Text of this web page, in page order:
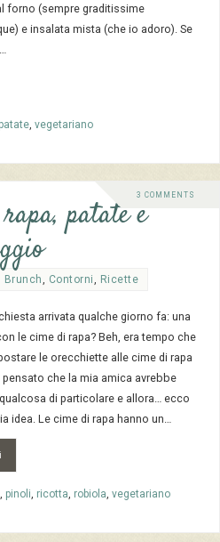
forno (sempre graditissime
e insalata mista (che io adoro). Se
patate, vegetariano
3 COMMENTS
patate e
Brunch Contorni Ricette
arrivata qualche giorno fa: una
le cime di rapa? Beh, era tempo che
le orecchiette alle cime di rapa
che la mia amica avrebbe
di particolare e allora… ecco
idea. Le cime di rapa hanno un…
, pinoli, ricotta, robiola, vegetariano